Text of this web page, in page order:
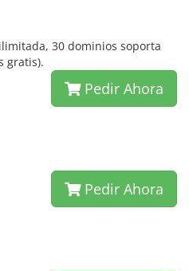
30 dominios soporta
gratis).
Pedir Ahora
Pedir Ahora